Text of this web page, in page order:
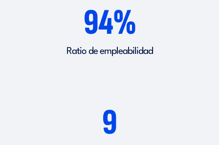
94%
Ratio de empleabilidad
9